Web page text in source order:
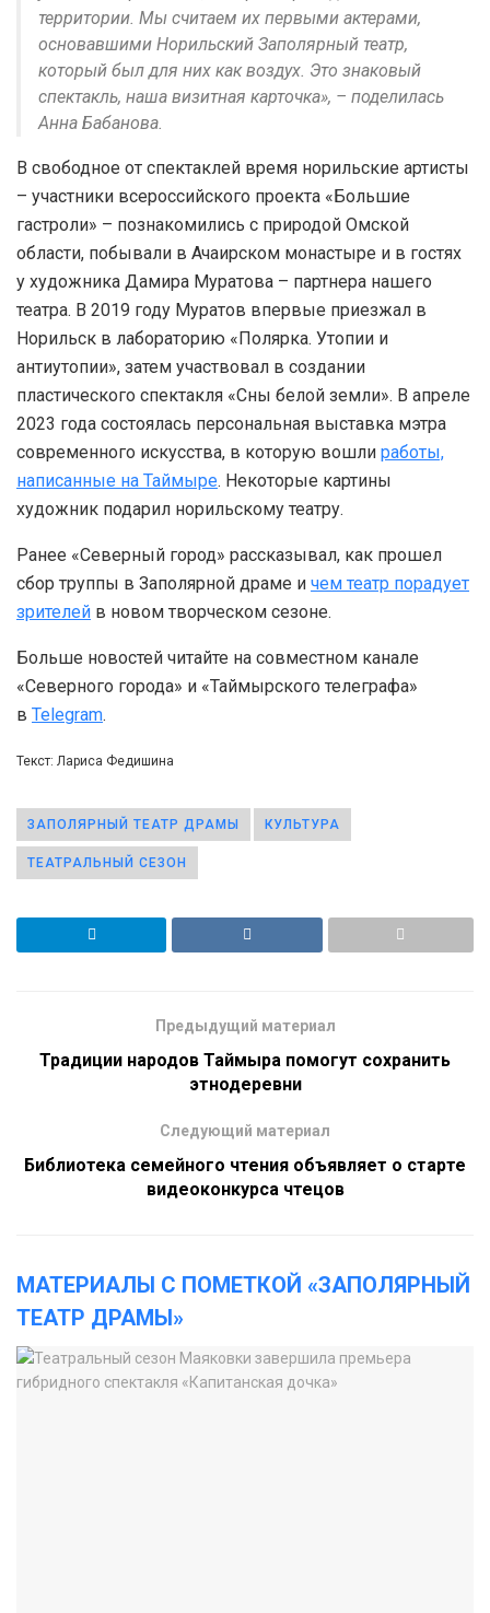
территории. Мы считаем их первыми актерами,
основавшими Норильский Заполярный театр,
который был для них как воздух. Это знаковый
спектакль, наша визитная карточка», – поделилась
Анна Бабанова.
В свободное от спектаклей время норильские артисты
– участники всероссийского проекта «Большие
гастроли» – познакомились с природой Омской
области, побывали в Ачаирском монастыре и в гостях
у художника Дамира Муратова – партнера нашего
театра. В 2019 году Муратов впервые приезжал в
Норильск в лабораторию «Полярка. Утопии и
антиутопии», затем участвовал в создании
пластического спектакля «Сны белой земли». В апреле
2023 года состоялась персональная выставка мэтра
современного искусства, в которую вошли работы,
написанные на Таймыре. Некоторые картины
художник подарил норильскому театру.
Ранее «Северный город» рассказывал, как прошел
сбор труппы в Заполярной драме и чем театр порадует
зрителей в новом творческом сезоне.
Больше новостей читайте на совместном канале
«Северного города» и «Таймырского телеграфа»
в Telegram.
Текст: Лариса Федишина
ЗАПОЛЯРНЫЙ ТЕАТР ДРАМЫ КУЛЬТУРА
ТЕАТРАЛЬНЫЙ СЕЗОН
Предыдущий материал
Традиции народов Таймыра помогут сохранить
этнодеревни
Следующий материал
Библиотека семейного чтения объявляет о старте
видеоконкурса чтецов
МАТЕРИАЛЫ С ПОМЕТКОЙ «ЗАПОЛЯРНЫЙ
ТЕАТР ДРАМЫ»